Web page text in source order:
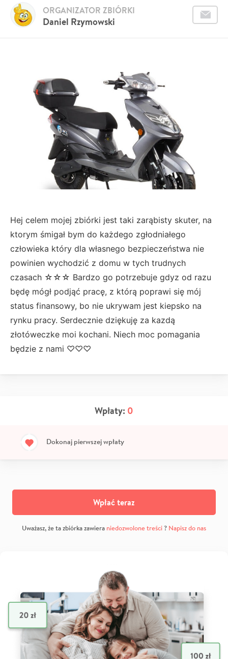
Daniel Rzymowski
ORGANIZATOR ZBIÓRKI
Hej celem mojej zbiórki jest taki zarąbisty skuter, na
ktorym śmigał bym do każdego zgłodniałego
człowieka który dla własnego bezpieczeństwa nie
powinien wychodzić z domu w tych trudnych
czasach ☆☆☆ Bardzo go potrzebuje gdyz od razu
będę mógł podjąć pracę, z którą poprawi się mój
status finansowy, bo nie ukrywam jest kiepsko na
rynku pracy. Serdecznie dziękuję za kazdą
złotóweczke moi kochani. Niech moc pomagania
będzie z nami ♡♡♡
Wpłaty: 0
Dokonaj pierwszej wpłaty
Wpłać teraz
Uważasz, że ta zbiórka zawiera niedozwolone treści? Napisz do nas